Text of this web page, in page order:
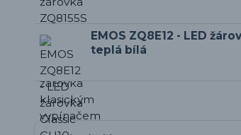
EMOS ZQ8E12 - LED
teplá bílá